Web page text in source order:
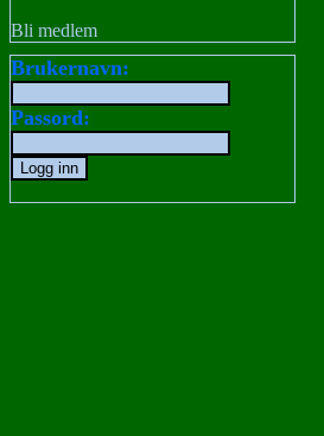
Bli medlem
Brukernavn:
Passord: